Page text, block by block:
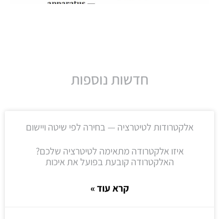
חדשות נוספות
אלקטרודות לטיטרציה — בחירה לפי שיטה ויישום
איזו אלקטרודה מתאימה לטיטרציה שלכם?
האלקטרודה קובעת בפועל את איכות
קרא עוד »